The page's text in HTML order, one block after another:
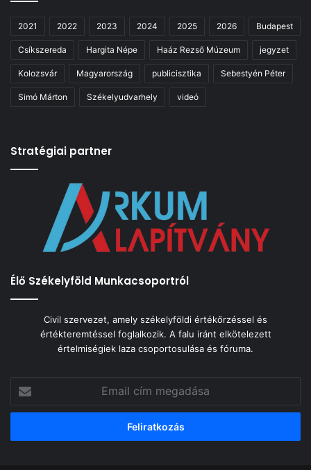
2021 2022 2023 2024 2025 2026 Budapest
Csíkszereda Hargita Népe Haáz Rezső Múzeum jegyzet
Kolozsvár Magyarország publicisztika Sebestyén Péter
Simó Márton Székelyudvarhely videó
Stratégiai partner
Élő Székelyföld Munkacsoportról
Civil szervezet, amely székelyföldi értékőrzéssel és
értékteremtéssel foglalkozik. A falu iránt elkötelezett
értelmiségiek laza csoportosulása és fóruma.
cím
megadása